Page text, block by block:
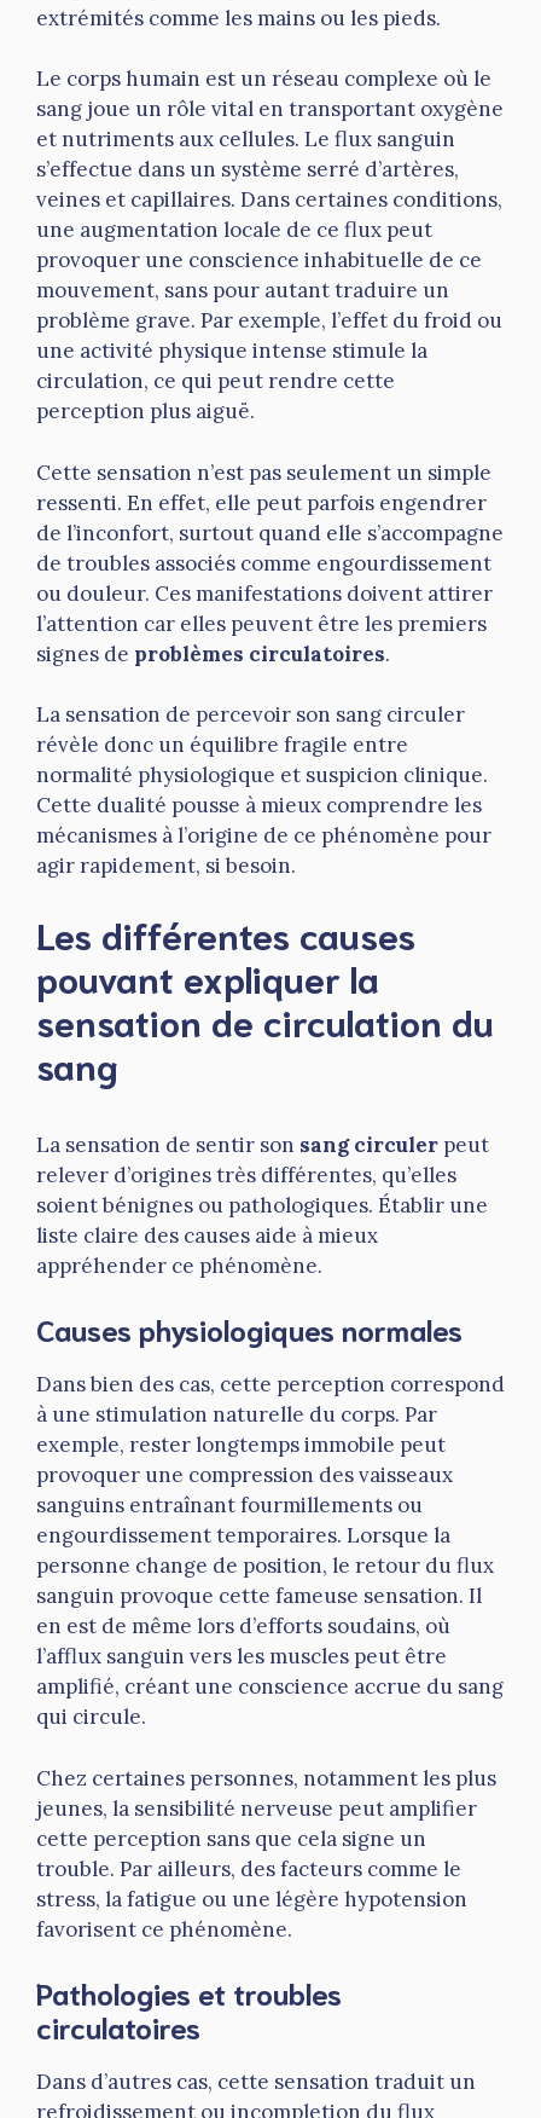
extrémités comme les mains ou les pieds.
Le corps humain est un réseau complexe où le
sang joue un rôle vital en transportant oxygène
et nutriments aux cellules. Le flux sanguin
s’effectue dans un système serré d’artères,
veines et capillaires. Dans certaines conditions,
une augmentation locale de ce flux peut
provoquer une conscience inhabituelle de ce
mouvement, sans pour autant traduire un
problème grave. Par exemple, l’effet du froid ou
une activité physique intense stimule la
circulation, ce qui peut rendre cette
perception plus aiguë.
Cette sensation n’est pas seulement un simple
ressenti. En effet, elle peut parfois engendrer
de l’inconfort, surtout quand elle s’accompagne
de troubles associés comme engourdissement
ou douleur. Ces manifestations doivent attirer
l’attention car elles peuvent être les premiers
signes de problèmes circulatoires.
La sensation de percevoir son sang circuler
révèle donc un équilibre fragile entre
normalité physiologique et suspicion clinique.
Cette dualité pousse à mieux comprendre les
mécanismes à l’origine de ce phénomène pour
agir rapidement, si besoin.
Les différentes causes
pouvant expliquer la
sensation de circulation du
sang
La sensation de sentir son sang circuler peut
relever d’origines très différentes, qu’elles
soient bénignes ou pathologiques. Établir une
liste claire des causes aide à mieux
appréhender ce phénomène.
Causes physiologiques normales
Dans bien des cas, cette perception correspond
à une stimulation naturelle du corps. Par
exemple, rester longtemps immobile peut
provoquer une compression des vaisseaux
sanguins entraînant fourmillements ou
engourdissement temporaires. Lorsque la
personne change de position, le retour du flux
sanguin provoque cette fameuse sensation. Il
en est de même lors d’efforts soudains, où
l’afflux sanguin vers les muscles peut être
amplifié, créant une conscience accrue du sang
qui circule.
Chez certaines personnes, notamment les plus
jeunes, la sensibilité nerveuse peut amplifier
cette perception sans que cela signe un
trouble. Par ailleurs, des facteurs comme le
stress, la fatigue ou une légère hypotension
favorisent ce phénomène.
Pathologies et troubles
circulatoires
Dans d’autres cas, cette sensation traduit un
refroidissement ou incompletion du flux